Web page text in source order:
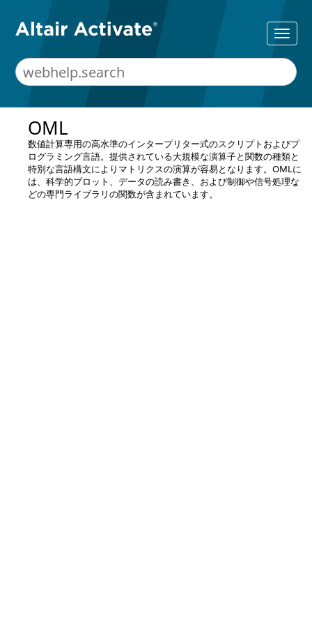
OML
数値計算専用の高水準のインタープリター式のスクリプトおよびプ
ログラミング言語。提供されている大規模な演算子と関数の種類と
特別な言語構文によりマトリクスの演算が容易となります。 OMLに
は、科学的プロット、データの読み書き、および制御や信号処理な
どの専門ライブラリの関数が含まれています。